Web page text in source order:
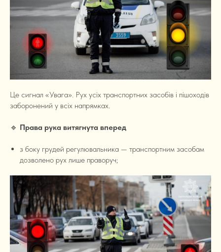
Це сигнал «Увага». Рух усіх транспортних засобів і пішоходів
заборонений у всіх напрямках.
🔹 Права рука витягнута вперед
з боку грудей регулювальника — транспортним засобам
дозволено рух лише праворуч;